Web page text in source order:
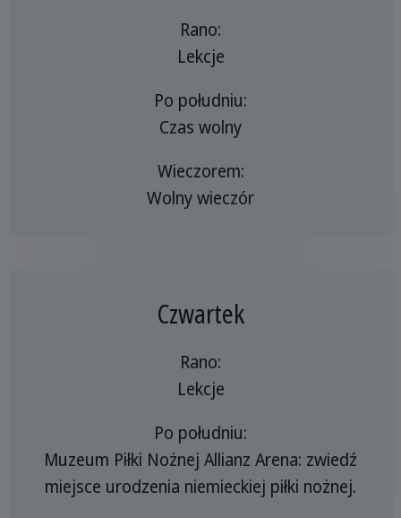
Rano:
Lekcje
Po południu:
Czas wolny
Wieczorem:
Wolny wieczór
Czwartek
Rano:
Lekcje
Po południu:
Muzeum Piłki Nożnej Allianz Arena: zwiedź
miejsce urodzenia niemieckiej piłki nożnej.